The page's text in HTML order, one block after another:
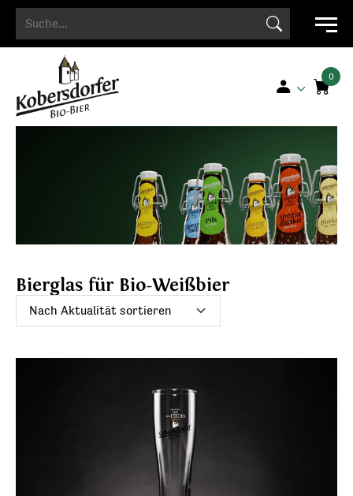
for:
Search Button
Bierglas für Bio-Weißbier